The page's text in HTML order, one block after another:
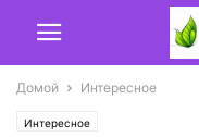
Домой Интересное
Интересное